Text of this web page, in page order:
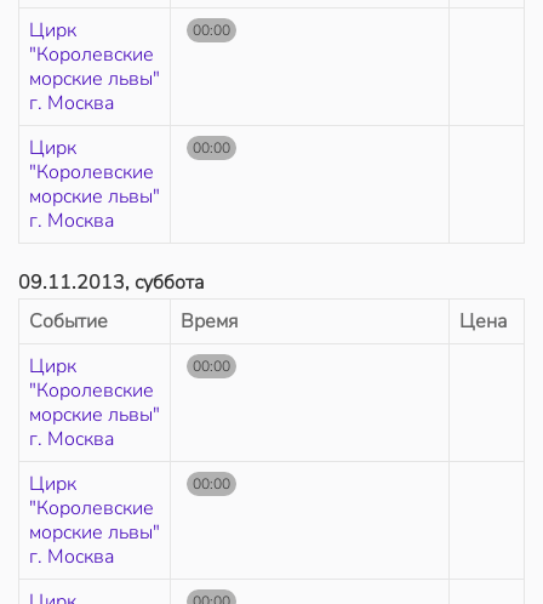
Цирк
"Королевские
морские львы"
г. Москва
00:00
Цирк
"Королевские
морские львы"
г. Москва
00:00
09.11.2013, суббота
Событие
Время
Цена
Цирк
"Королевские
морские львы"
г. Москва
00:00
Цирк
"Королевские
морские львы"
г. Москва
00:00